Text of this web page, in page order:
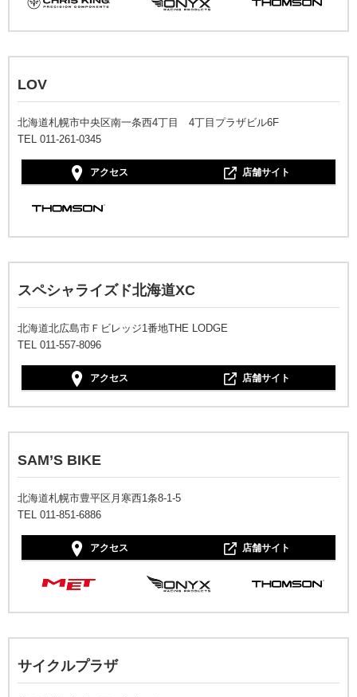
LOV
北海道札幌市中央区南一条西4丁目 4丁目プラザビル6F
TEL 011-261-0345
アクセス 店舗サイト
スペシャライズド北海道XC
北海道北広島市Ｆビレッジ1番地THE LODGE
TEL 011-557-8096
アクセス 店舗サイト
SAM’S BIKE
北海道札幌市豊平区月寒西1条8-1-5
TEL 011-851-6886
アクセス 店舗サイト
サイクルプラザ